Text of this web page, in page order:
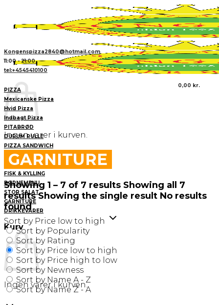
indhold
PIZZA
Mexicanske Pizza
Hvid Pizza
Indbagt Pizza
PITABRØD
DURUM RULLE
PIZZA SANDWICH
BURGER
FROKOST TILBUD
FISK & KYLLING
BØRNEMENU
STOR SALAT
GARNITURE
DRIKKEVARER
Kurv
Ingen varer i kurven.
Kongenspizza2840@hotmail.com
11:00 - 21:00
tel:+4545410100
0,00 kr.
Ingen varer i kurven.
GARNITURE
Showing 1 – 7 of 7 results Showing all 7
results Showing the single result No results
found
Sort by Price low to high
Sort by Popularity
Sort by Rating
Sort by Price low to high
Sort by Price high to low
Sort by Newness
Sort by Name A - Z
Sort by Name Z - A